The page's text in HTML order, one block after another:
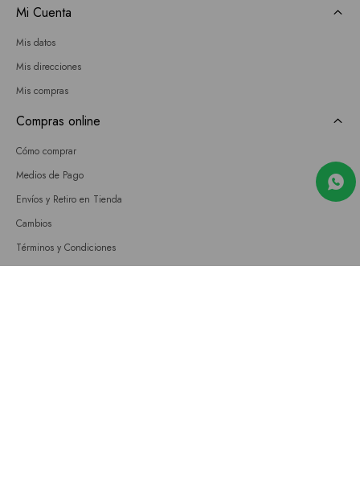
Mi Cuenta
Mis datos
Mis direcciones
Mis compras
Compras online
Cómo comprar
Medios de Pago
Envíos y Retiro en Tienda
Cambios
Términos y Condiciones